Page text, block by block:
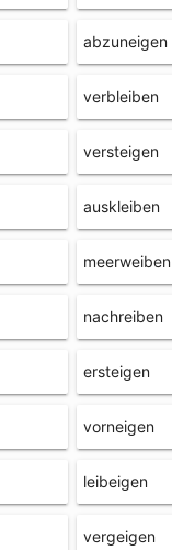
abzuneigen
verbleiben
versteigen
auskleiben
meerweiben
nachreiben
ersteigen
vorneigen
leibeigen
vergeigen